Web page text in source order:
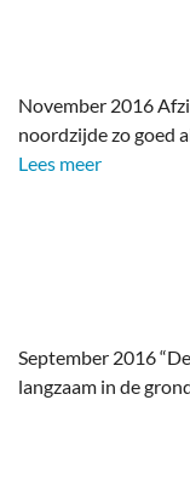
November 2016
noordzijde zo goed
Lees meer
September 2016
langzaam in de